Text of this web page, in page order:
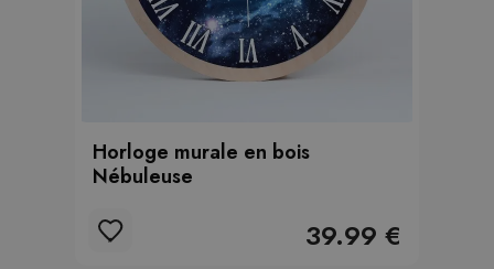
Horloge murale en bois
Nébuleuse
39.99 €